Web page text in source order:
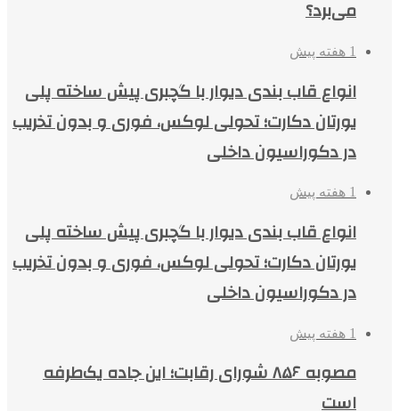
می‌برد؟
1 هفته پیش
انواع قاب بندی دیوار با گچبری پیش ساخته پلی
یورتان دکارت؛ تحولی لوکس، فوری و بدون تخریب
در دکوراسیون داخلی
1 هفته پیش
انواع قاب بندی دیوار با گچبری پیش ساخته پلی
یورتان دکارت؛ تحولی لوکس، فوری و بدون تخریب
در دکوراسیون داخلی
1 هفته پیش
مصوبه ۸۵۶ شورای رقابت؛ این جاده یک‌طرفه
است